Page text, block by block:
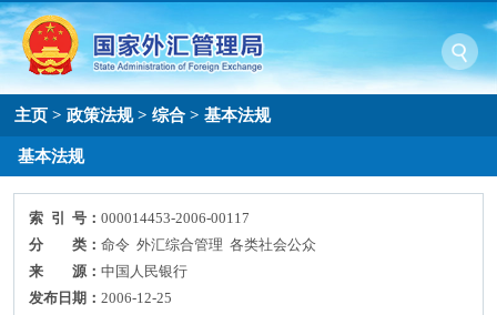
主页 >政策法规>综合 >基本法规
基本法规
索 引 号：000014453-2006-00117
分 类：命令 外汇综合管理 各类社会公众
来 源：中国人民银行
发布日期：2006-12-25